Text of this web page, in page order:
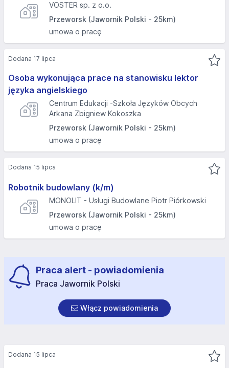
VOSTER sp. z o.o.
Przeworsk (Jawornik Polski - 25km)
umowa o pracę
Osoba wykonująca prace na stanowisku lektor
języka angielskiego
Centrum Edukacji -Szkoła Języków Obcych
Arkana Zbigniew Kokoszka
Przeworsk (Jawornik Polski - 25km)
umowa o pracę
Dodana 17 lipca
Robotnik budowlany (k/m)
MONOLIT - Usługi Budowlane Piotr Piórkowski
Przeworsk (Jawornik Polski - 25km)
umowa o pracę
Dodana 15 lipca
Praca alert - powiadomienia
Praca Jawornik Polski
Włącz powiadomienia
Dodana 15 lipca